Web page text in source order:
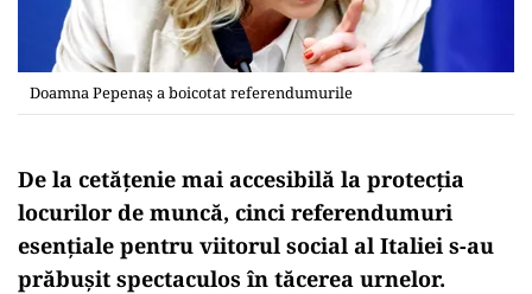
Doamna Pepenaș a boicotat referendumurile
De la cetăţenie mai accesibilă la protecţia
locurilor de muncă, cinci referendumuri
esenţiale pentru viitorul social al Italiei s-au
prăbuşit spectaculos în tăcerea urnelor.